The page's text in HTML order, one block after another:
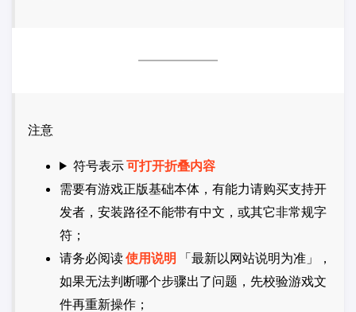
注意
符号表示可打开折叠内容
需要有游戏正版基础本体，有能力请购买支持开
发者，安装路径不能带有中文，或其它非常规字
符；
请务必阅读使用说明
「最新以网站说明为准」，
如果无法判断哪个步骤出了问题，先校验游戏文
件再重新操作；